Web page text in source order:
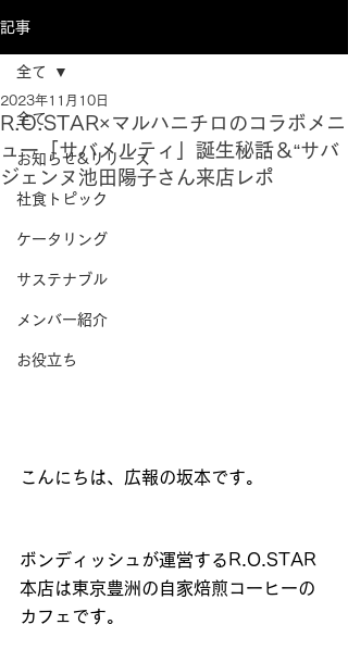
記事
全て
お知らせ&リリース
社食トピック
ケータリング
サステナブル
メンバー紹介
お役立ち
全て
R.O.STAR×マルハニチロのコラボメニ
ュー「サバメルティ」誕生秘話＆“サバ
ジェンヌ池田陽子さん来店レポ
2023年11月10日
こんにちは、広報の坂本です。
ボンディッシュが運営するR.O.STAR
本店は東京豊洲の自家焙煎コーヒーの
カフェです。